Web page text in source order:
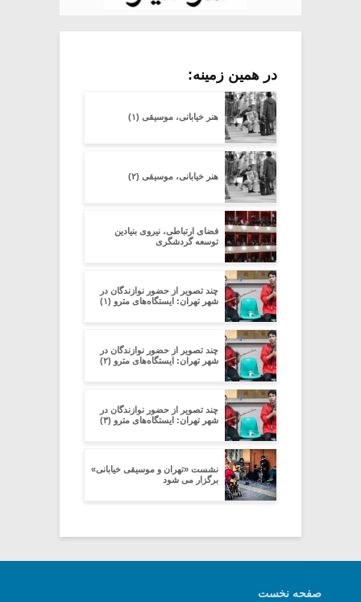
در همین زمینه:
هنر خیابانی، موسیقی (۱)
هنر خیابانی، موسیقی (۲)
فضای ارتباطی، نیروی بنیادین
توسعه گردشگری
چند تصویر از حضور نوازندگان در
شهر تهران: ایستگاه‌های مترو (۱)
چند تصویر از حضور نوازندگان در
شهر تهران: ایستگاه‌های مترو (۲)
چند تصویر از حضور نوازندگان در
شهر تهران: ایستگاه‌های مترو (۳)
نشست «تهران و موسیقی خیابانی»
برگزار می شود
صفحه نخست